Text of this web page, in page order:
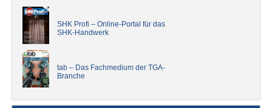
SHK Profi – Online-Portal für das
SHK-Handwerk
tab – Das Fachmedium der TGA-
Branche